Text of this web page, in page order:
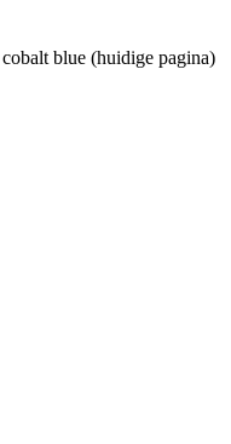
blue (huidige pagina)